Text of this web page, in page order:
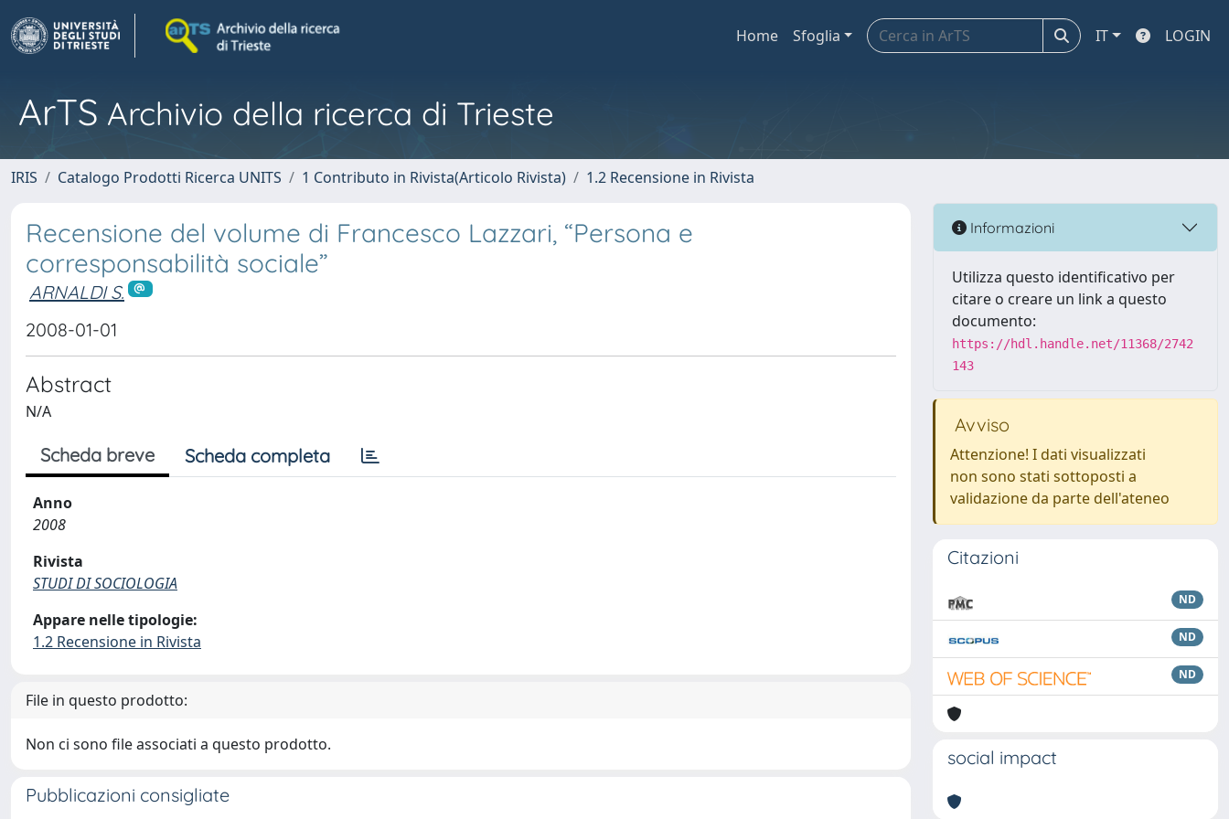
Home Sfoglia IT LOGIN
ArTS Archivio della ricerca di Trieste
IRIS Catalogo Prodotti Ricerca UNITS 1 Contributo in Rivista(Articolo Rivista) 1.2 Recensione in Rivista
Recensione del volume di Francesco Lazzari, “Persona e
corresponsabilità sociale”
ARNALDI S.
2008-01-01
Abstract
N/A
Scheda breve Scheda completa
Anno
2008
Rivista
STUDI DI SOCIOLOGIA
Appare nelle tipologie:
1.2 Recensione in Rivista
File in questo prodotto:
Non ci sono file associati a questo prodotto.
Pubblicazioni consigliate
Informazioni
Utilizza questo identificativo per
citare o creare un link a questo
documento:
https://hdl.handle.net/11368/2742
143
Avviso
Attenzione! I dati visualizzati
non sono stati sottoposti a
validazione da parte dell'ateneo
Citazioni
ND
ND
ND
social impact